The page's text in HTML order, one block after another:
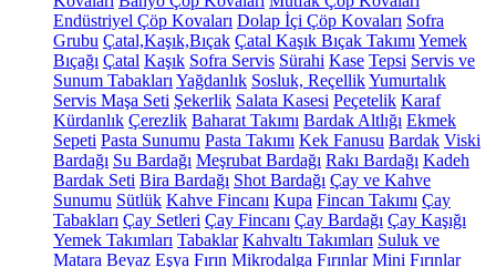
Endüstriyel Çöp Kovaları Dolap İçi Çöp Kovaları Sofra
Grubu Çatal,Kaşık,Bıçak Çatal Kaşık Bıçak Takımı Yemek
Bıçağı Çatal Kaşık Sofra Servis Sürahi Kase Tepsi Servis ve
Sunum Tabakları Yağdanlık Sosluk, ReçellikYumurtalık
Servis Maşa Seti Şekerlik Salata Kasesi Peçetelik Karaf
Kürdanlık Çerezlik Baharat Takımı Bardak Altlığı Ekmek
Sepeti Pasta Sunumu Pasta Takımı Kek Fanusu Bardak Viski
Bardağı Su Bardağı Meşrubat Bardağı Rakı Bardağı Kadeh
Bardak Seti Bira Bardağı Shot Bardağı Çay ve Kahve
Sunumu Sütlük Kahve Fincanı Kupa Fincan Takımı Çay
Tabakları Çay Setleri Çay Fincanı Çay Bardağı Çay Kaşığı
Yemek Takımları Tabaklar Kahvaltı Takımları Suluk ve
Matara Beyaz Eşya Fırın Mikrodalga Fırınlar Mini Fırınlar